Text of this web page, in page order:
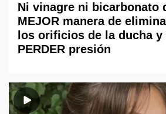
Ni vinagre ni bicarbonato
MEJOR manera de
los orificios de la ducha y
PERDER presión